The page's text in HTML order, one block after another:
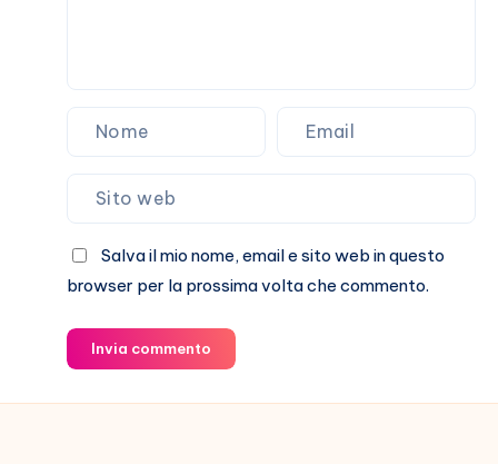
Salva il mio nome, email e sito web in questo
browser per la prossima volta che commento.
Invia commento